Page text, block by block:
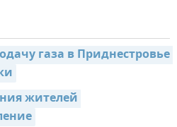
газа в Приднестровье
жителей